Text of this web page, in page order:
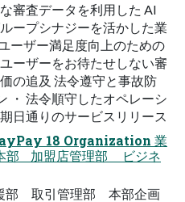
審査データを利用した AI
ープシナジーを活かした業
ーザー満足度向上のための
ーザーをお待たせしない審
の追及 法令遵守と事故防
・ 法令順守したオペレーシ
日通りのサービスリリース
18 Organization 業
部 加盟店管理部 ビジネ
部 取引管理部 本部企画